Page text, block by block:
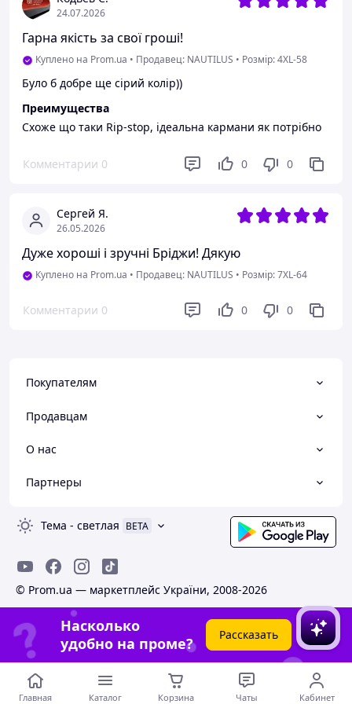
Недостатки
Не виявив
24.07.2026
Гарна якість за свої гроші!
Куплено на Prom.ua • Продавец: NAUTILUS • Розмір: 4XL-58
Було б добре ще сірий колір))
Преимущества
Схоже що таки Rip-stop, ідеальна кармани як потрібно
Комментарии 0 0 0
Сергей Я.
26.05.2026
Дуже хороші і зручні Бріджи! Дякую
Куплено на Prom.ua • Продавец: NAUTILUS • Розмір: 7XL-64
Комментарии 0 0 0
Покупателям
Продавцам
О нас
Партнеры
Тема - светлая BETA
© Prom.ua — маркетплейс України, 2008-2026
Насколько
удобно на проме?
Рассказать
Главная Каталог Корзина Чаты Кабинет